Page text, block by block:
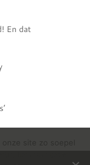
En dat